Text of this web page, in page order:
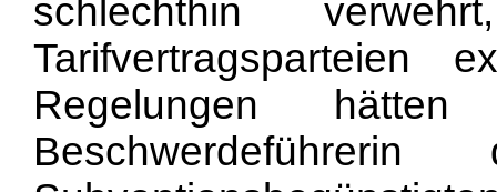
schlechthin
Tarifvertragsparteien
Regelungen